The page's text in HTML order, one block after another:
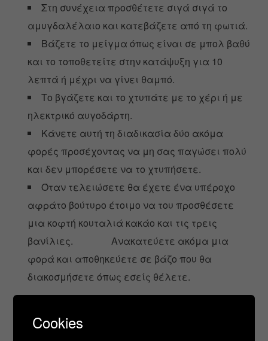
Στη συνέχεια προσθέτετε σιγά σιγά το
αμυγδαλέλαιο και κατεβάζετε από τη φωτιά.
Βάζετε το μείγμα όπως είναι σε μπολ βαθύ
και το τοποθετείτε στην κατάψυξη για 10
λεπτά ή μέχρι να γίνει θαμπό.
Το βγάζετε και το χτυπάτε με το χέρι ή με
ηλεκτρικό αυγοδάρτη.
Κάνετε αυτή τη διαδικασία δύο ακόμα
φορές προσέχοντας να μη σας παγώσει πολύ
και δεν μπορέσετε να το χτυπήσετε.
Όταν τελειώσετε θα έχετε ένα υπέροχο
αφράτο βούτυρο έτοιμο να του προσθέσετε
μια κοφτή κουταλιά κακάο και τις τρεις
βανίλιες. Ανακατεύετε ακόμα μια
φορά και αποθηκεύετε σε βάζο που θα
διακοσμήσετε όπως εσείς θέλετε.
Cookies